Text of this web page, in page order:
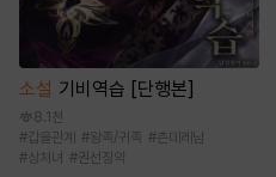
소설 기비역습 [단행본]
8.1천
#갑을관계 #왕족/귀족 #츤데레남
#상처녀 #권선징악